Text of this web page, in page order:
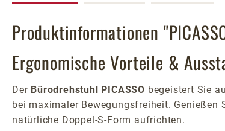
Produktinformationen
Ergonomische Vorteile &
Der Bürodrehstuhl PICASSO begeistert Sie
bei maximaler Bewegungsfreiheit.
natürliche Doppel-S-Form aufrichten.